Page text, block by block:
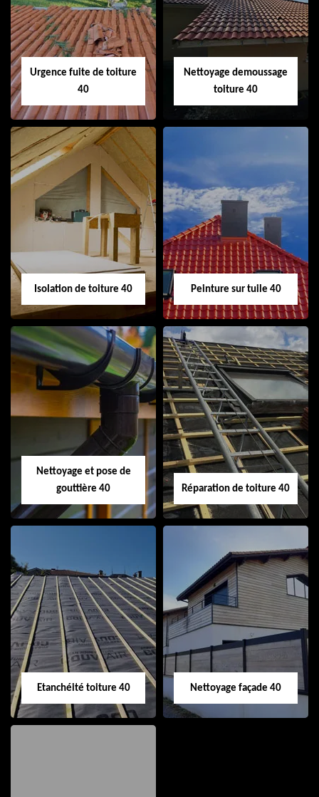
cheminée 40
Urgence fuite de toiture
40
Urgence fuite de
toiture 40
Nettoyage demoussage
toiture 40
Nettoyage
demoussage
toiture 40
Isolation de toiture 40
Isolation de toiture
40
Peinture sur tuile 40
Peinture sur tuile
40
Nettoyage et pose de
gouttière 40
Nettoyage et pose
de gouttière 40
Réparation de toiture 40
Réparation de
toiture 40
Etanchéité toiture 40 Nettoyage façade 40